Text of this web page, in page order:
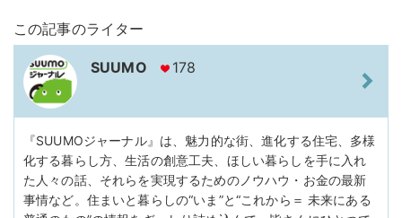
この記事のライター
SUUMO 178
『SUUMOジャーナル』は、魅力的な街、進化する住宅、多様
化する暮らし方、生活の創意工夫、ほしい暮らしを手に入れ
た人々の話、それらを実現するためのノウハウ・お金の最新
事情など。住まいと暮らしの“いま”と“これから＝ 未来にある